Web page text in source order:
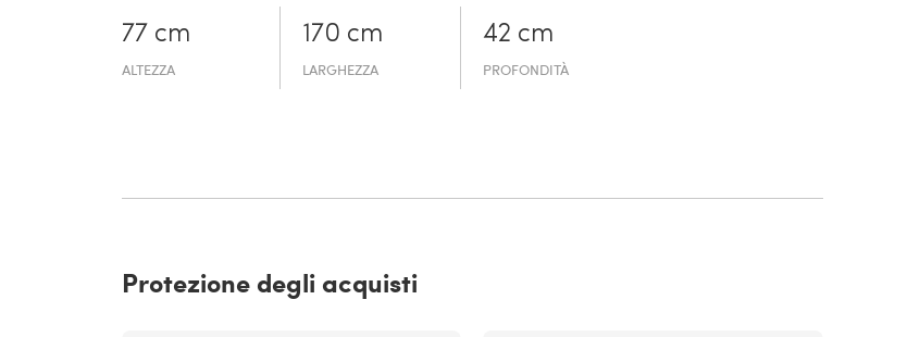
77 cm
ALTEZZA
170 cm
LARGHEZZA
42 cm
PROFONDITÀ
Protezione degli acquisti